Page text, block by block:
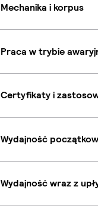
Mechanika i korpus
Praca w trybie
Certyfikaty i
Wydajność
Wydajność wraz z